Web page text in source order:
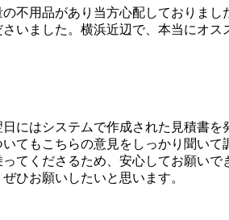
不用品があり当方心配しておりま
いました。横浜近辺で、本当にオ
にはシステムで作成された見積書
てもこちらの意見をしっかり聞い
てくださるため、安心してお願い
ひお願いしたいと思います。